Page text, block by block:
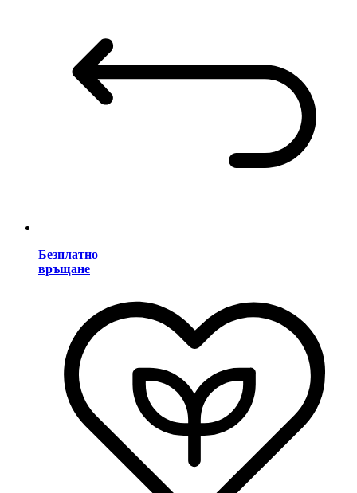
Безплатно
връщане